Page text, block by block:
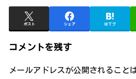
ポスト シェア はてブ
コメントを残す
メールアドレスが公開されること